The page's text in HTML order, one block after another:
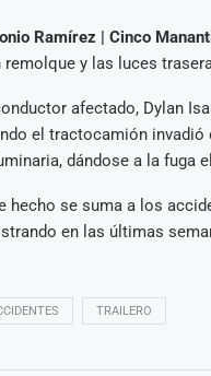
Ramírez | Cinco
remolque y las luces
afectado, Dylan
el tractocamión
dándose a la fuga
hecho se suma a los
en las últimas
TRAILERO